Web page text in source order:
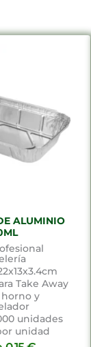
ALUMINIO
Take Away
y
unidades
unidad